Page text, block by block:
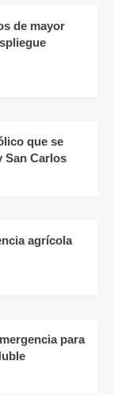
de mayor
que se
San Carlos
agrícola
para